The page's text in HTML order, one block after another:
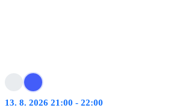
13. 8. 2026 21:00 - 22:00